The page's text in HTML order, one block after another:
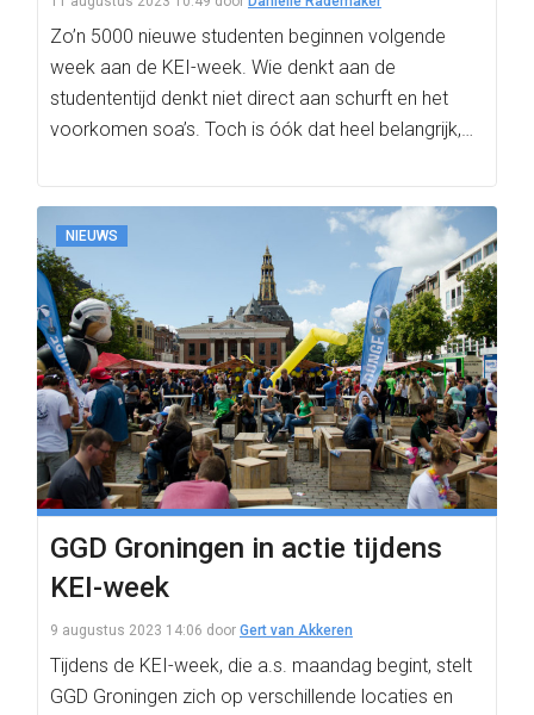
Zo’n 5000 nieuwe studenten beginnen volgende
week aan de KEI-week. Wie denkt aan de
studententijd denkt niet direct aan schurft en het
voorkomen soa’s. Toch is óók dat heel belangrijk,…
NIEUWS
GGD Groningen in actie tijdens
KEI-week
9 augustus 2023 14:06 door Gert van Akkeren
Tijdens de KEI-week, die a.s. maandag begint, stelt
GGD Groningen zich op verschillende locaties en